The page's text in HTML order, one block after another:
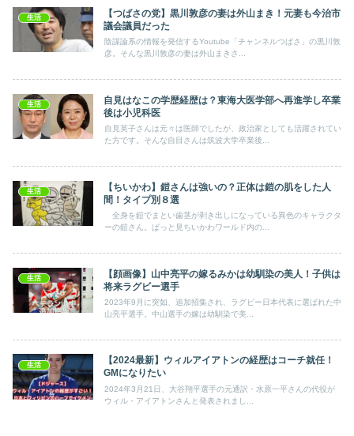
生活
【つばさの党】黒川敦彦の妻は外山まき！元妻も今治市
議会議員だった
陰謀論系の情報を発信するYoutube「チャンネルつばさ」の黒川敦
彦。そんな黒川敦彦の妻は外山まきさ...
生活
自見はなこの学歴経歴は？東海大医学部へ再進学し卒業
後は小児科医
自見英子さんは元々は医師でしたが、政治家としても活躍されてい
た方です。そんな自目さんは筑波大学卒業後...
生活
【ちいかわ】鎧さんは強いの？正体は鎧の肌をした人
間！タイプ別８選
全身を鎧でまとい歯茎が剥き出しになっている異色のキャラクタ
ーの鎧さん。ぱっと見ちいかわワールド内の...
生活
【顔画像】山中亮平の嫁るみかは幼馴染の美人！子供は
将来ラグビー選手
2023年9月に突如、追加招集され、ラグビー日本代表に選ばれた中
山亮平選手。中山選手の嫁は幼馴染で美...
生活
【2024最新】ウィルアイアトンの経歴はコーチ就任！
GMになりたい
2024年3月21日、大谷翔平選手の元通訳・水原一平さんの代役が
ウィル・アイアトンさんと発表されまし...